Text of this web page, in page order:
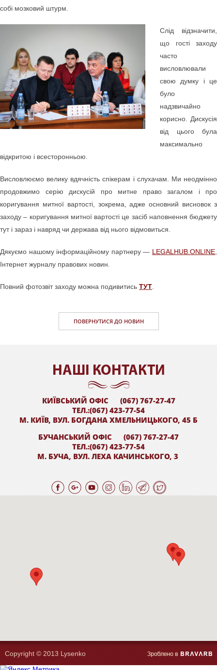
собі мозковий штурм.
Слід відзначити,
що гості заходу
часто
висловлювали
свою думку і це
було
надзвичайно
корисно. Дискусія
від цього була
максимально
відкритою і всесторонньою.
Висловлюємо велику вдячність спікерам і слухачам. Ми неодмінно
продовжимо серію дискусій про митне право загалом і про
коригування митної вартості, зокрема, адже основний висновок з
заходу – коригування митної вартості це засіб наповнення бюджету
тут і зараз і навряд чи держава від нього відмовиться.
Дякуємо нашому інформаційному партнеру — LEGALHUB.ONLINE
Інтернет журналу правових новин.
Повний фотозвіт заходу можна подивитись ТУТ
ПОВЕРНУТИСЯ ДО НОВИН
НАШI КОНТАКТИ
КИЇВСЬКИЙ ОФІС
(067) 767-27-47
ТЕЛ.:(067) 423-77-54
М. КИЇВ, ВУЛ. БОГДАНА ХМЕЛЬНИЦЬКОГО, 45 Б
БУЧАНСЬКИЙ ОФІС
(067) 767-27-47
ТЕЛ.:(067) 423-77-54
М. БУЧА, ВУЛ. ЛЕХА КАЧИНСЬКОГО, 3
Copyright © 2013 Lysenko